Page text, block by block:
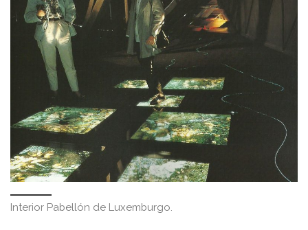
Interior Pabellón de Luxemburgo.